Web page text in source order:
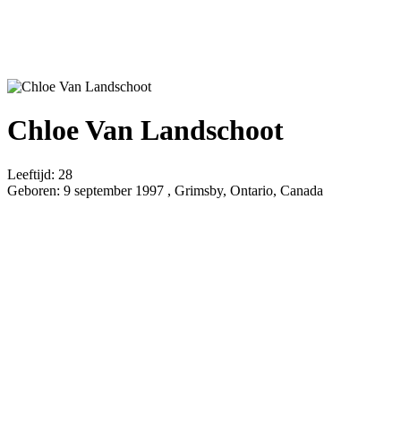
Chloe Van Landschoot
Leeftijd: 28
Geboren: 9 september 1997 , Grimsby, Ontario, Canada